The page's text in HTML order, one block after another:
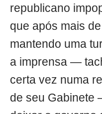
republicano
que após mais
mantendo uma
a imprensa —
certa vez numa
de seu Gabinete